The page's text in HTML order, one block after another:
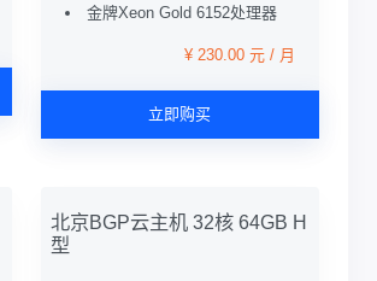
金牌Xeon Gold 6152处理器
¥ 230.00 元 / 月
立即购买
北京BGP云主机 32核 64GB H
型